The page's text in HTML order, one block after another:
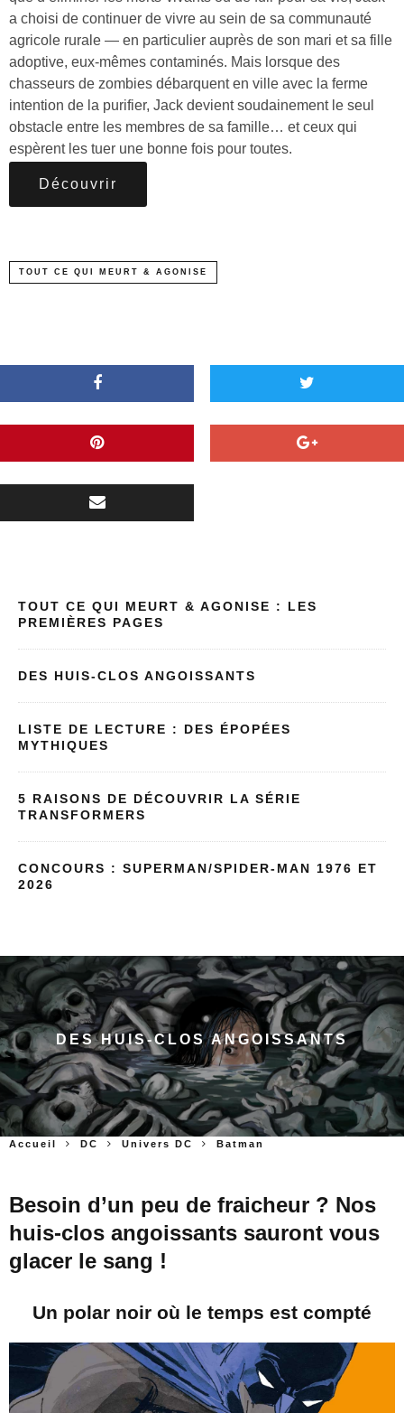
a choisi de continuer de vivre au sein de sa communauté
agricole rurale — en particulier auprès de son mari et sa fille
adoptive, eux-mêmes contaminés. Mais lorsque des
chasseurs de zombies débarquent en ville avec la ferme
intention de la purifier, Jack devient soudainement le seul
obstacle entre les membres de sa famille… et ceux qui
espèrent les tuer une bonne fois pour toutes.
Découvrir
TOUT CE QUI MEURT & AGONISE
TOUT CE QUI MEURT & AGONISE : LES
PREMIÈRES PAGES
DES HUIS-CLOS ANGOISSANTS
LISTE DE LECTURE : DES ÉPOPÉES
MYTHIQUES
5 RAISONS DE DÉCOUVRIR LA SÉRIE
TRANSFORMERS
CONCOURS : SUPERMAN/SPIDER-MAN 1976 ET
2026
DES HUIS-CLOS ANGOISSANTS
Accueil DC Univers DC Batman
Besoin d’un peu de fraicheur ? Nos
huis-clos angoissants sauront vous
glacer le sang !
Un polar noir où le temps est compté